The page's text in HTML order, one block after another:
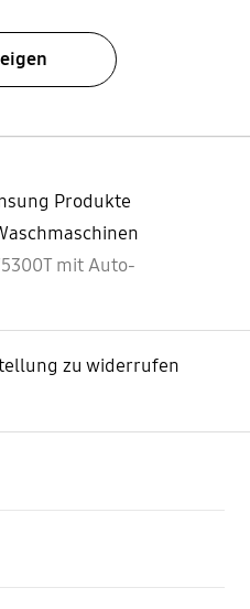
Produkte
mit Auto-
zu widerrufen